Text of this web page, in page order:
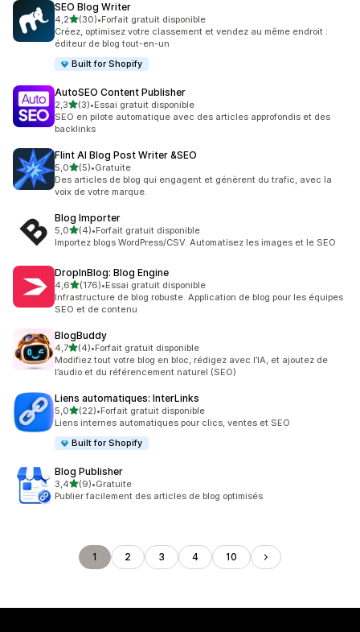
SEO Blog Writer
4,2étoile(s) sur 5
(30)
30 avis au total
•Forfait gratuit disponible
Créez, optimisez votre classement et vendez au même endroit :
éditeur de blog tout-en-un
Built for Shopify
AutoSEO Content Publisher
2,3étoile(s) sur 5
(3)
3 avis au total
•Essai gratuit disponible
SEO en pilote automatique avec des articles approfondis et des
backlinks
Flint AI Blog Post Writer &SEO
5,0étoile(s) sur 5
(5)
5 avis au total
•Gratuite
Des articles de blog qui engagent et génèrent du trafic, avec la
voix de votre marque.
Blog Importer
5,0étoile(s) sur 5
(4)
4 avis au total
•Forfait gratuit disponible
Importez blogs WordPress/CSV. Automatisez les images et le SEO
DropInBlog: Blog Engine
4,6étoile(s) sur 5
(176)
176 avis au total
•Essai gratuit disponible
Infrastructure de blog robuste. Application de blog pour les équipes
SEO et de contenu
BlogBuddy
4,7étoile(s) sur 5
(4)
4 avis au total
•Forfait gratuit disponible
Modifiez tout votre blog en bloc, rédigez avec l’IA, et ajoutez de
l’audio et du référencement naturel (SEO)
Liens automatiques: InterLinks
5,0étoile(s) sur 5
(22)
22 avis au total
•Forfait gratuit disponible
Liens internes automatiques pour clics, ventes et SEO
Built for Shopify
Blog Publisher
3,4étoile(s) sur 5
(9)
9 avis au total
•Gratuite
Publier facilement des articles de blog optimisés
1 2 3 4 10